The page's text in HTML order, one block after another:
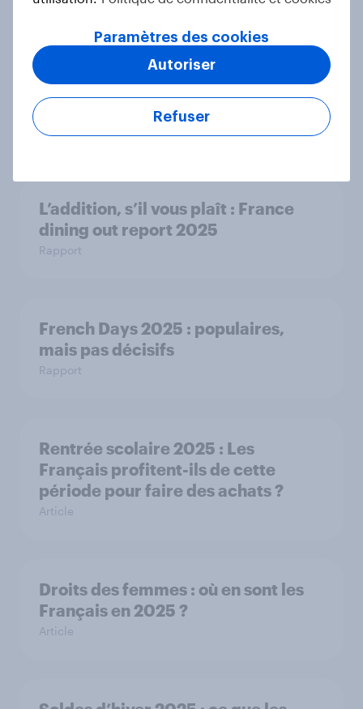
Comment les Français se préparent
pour le Black Friday & le Cyber
Monday 2025
Rapport
L’addition, s’il vous plaît : France
dining out report 2025​
Rapport
French Days 2025 : populaires,
mais pas décisifs
Rapport
Rentrée scolaire 2025 : Les
Français profitent-ils de cette
période pour faire des achats ?
Article
Droits des femmes : où en sont les
Français en 2025 ?
Article
Paramètres des cookies
Refuser
Autoriser